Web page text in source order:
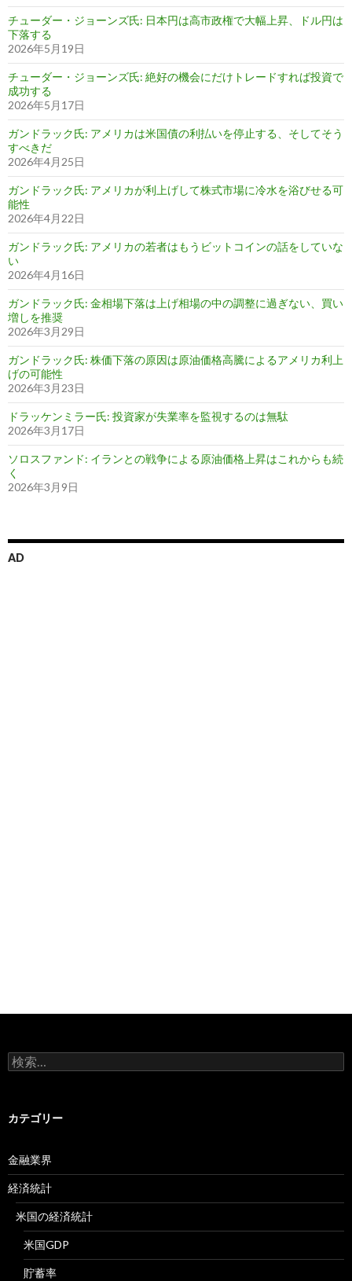
チューダー・ジョーンズ氏: 日本円は高市政権で大幅上昇、ドル円は
下落する
2026年5月19日
チューダー・ジョーンズ氏: 絶好の機会にだけトレードすれば投資で
成功する
2026年5月17日
ガンドラック氏: アメリカは米国債の利払いを停止する、そしてそう
すべきだ
2026年4月25日
ガンドラック氏: アメリカが利上げして株式市場に冷水を浴びせる可
能性
2026年4月22日
ガンドラック氏: アメリカの若者はもうビットコインの話をしていな
い
2026年4月16日
ガンドラック氏: 金相場下落は上げ相場の中の調整に過ぎない、買い
増しを推奨
2026年3月29日
ガンドラック氏: 株価下落の原因は原油価格高騰によるアメリカ利上
げの可能性
2026年3月23日
ドラッケンミラー氏: 投資家が失業率を監視するのは無駄
2026年3月17日
ソロスファンド: イランとの戦争による原油価格上昇はこれからも続
く
2026年3月9日
AD
検
索:
カテゴリー
金融業界
経済統計
米国の経済統計
米国GDP
貯蓄率